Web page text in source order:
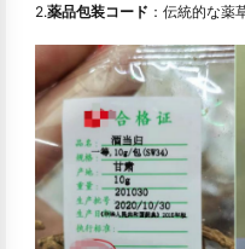
2.薬品包装コード ：伝統的な薬